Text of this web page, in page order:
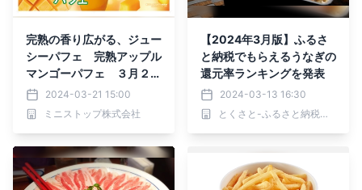
完熟の香り広がる、ジュー
シーパフェ 完熟アップル
マンゴーパフェ ３月２２
日（金）発売
2024-03-21 15:00
ミニストップ株式会社
【2024年3月版】ふるさ
と納税でもらえるうなぎの
還元率ランキングを発表
2024-03-13 16:30
とくさと-ふるさと納税還元率ランキング-